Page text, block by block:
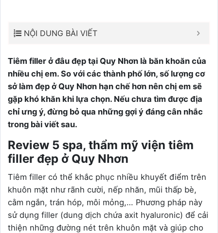
NỘI DUNG BÀI VIẾT
Tiêm filler ở đâu đẹp tại Quy Nhơn là băn khoăn của
nhiều chị em. So với các thành phố lớn, số lượng cơ
sở làm đẹp ở Quy Nhơn hạn chế hơn nên chị em sẽ
gặp khó khăn khi lựa chọn. Nếu chưa tìm được địa
chỉ ưng ý, đừng bỏ qua những gợi ý đáng cân nhắc
trong bài viết sau.
Review 5 spa, thẩm mỹ viện tiêm
filler đẹp ở Quy Nhơn
Tiêm filler có thể khắc phục nhiều khuyết điểm trên
khuôn mặt như rãnh cười, nếp nhăn, mũi thấp bè,
cằm ngắn, trán hóp, môi mỏng,… Phương pháp này
sử dụng filler (dung dịch chứa axit hyaluronic) để cải
thiện những đường nét trên khuôn mặt và giúp cho